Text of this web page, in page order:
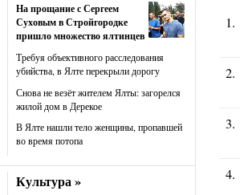
На прощание с Сергеем
Суховым в Стройгородке
пришло множество ялтинцев
Требуя объективного расследования
убийства, в Ялте перекрыли дорогу
Снова не везёт жителем Ялты: загорелся
жилой дом в Дерекое
В Ялте нашли тело женщины, пропавшей
во время потопа
Культура »